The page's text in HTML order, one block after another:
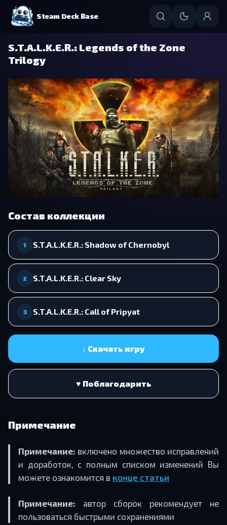
Steam Deck Base
S.T.A.L.K.E.R.: Legends of the Zone
Trilogy
Состав коллекции
1 S.T.A.L.K.E.R.: Shadow of Chernobyl
2 S.T.A.L.K.E.R.: Clear Sky
3 S.T.A.L.K.E.R.: Call of Pripyat
↓ Скачать игру
♥ Поблагодарить
Примечание
Примечание: включено множество исправлений
и доработок, с полным списком изменений Вы
можете ознакомится в конце статьи
Примечание: автор сборок рекомендует не
пользоваться быстрыми сохранениями